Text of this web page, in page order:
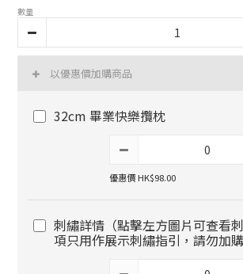
數量
以優惠價加購商品
32cm 畢業快樂攬枕
優惠價 HK$98.00
刺繡詳情（點擊左方圖片可查看
項只用作展示刺繡指引，請勿加